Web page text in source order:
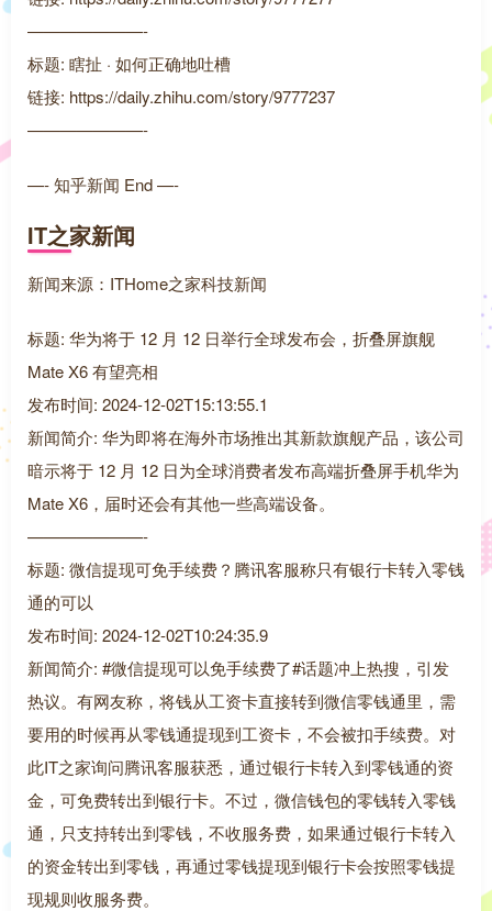
———————-
标题: 瞎扯 · 如何正确地吐槽
链接: https://daily.zhihu.com/story/9777237
———————-
—- 知乎新闻 End —-
IT之家新闻
新闻来源：ITHome之家科技新闻
标题: 华为将于 12 月 12 日举行全球发布会，折叠屏旗舰
Mate X6 有望亮相
发布时间: 2024-12-02T15:13:55.1
新闻简介: 华为即将在海外市场推出其新款旗舰产品，该公司
暗示将于 12 月 12 日为全球消费者发布高端折叠屏手机华为
Mate X6，届时还会有其他一些高端设备。
———————-
标题: 微信提现可免手续费？腾讯客服称只有银行卡转入零钱
通的可以
发布时间: 2024-12-02T10:24:35.9
新闻简介: #微信提现可以免手续费了#话题冲上热搜，引发
热议。有网友称，将钱从工资卡直接转到微信零钱通里，需
要用的时候再从零钱通提现到工资卡，不会被扣手续费。对
此IT之家询问腾讯客服获悉，通过银行卡转入到零钱通的资
金，可免费转出到银行卡。不过，微信钱包的零钱转入零钱
通，只支持转出到零钱，不收服务费，如果通过银行卡转入
的资金转出到零钱，再通过零钱提现到银行卡会按照零钱提
现规则收服务费。